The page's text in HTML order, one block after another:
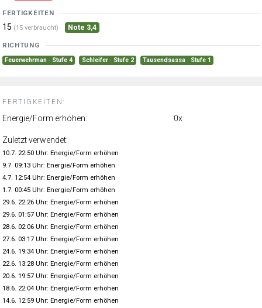
FERTIGKEITEN
15 (15 verbraucht) Note 3,4
RICHTUNG
Feuerwehrman · Stufe 4 Schleifer · Stufe 2 Tausendsassa · Stufe 1
FERTIGKEITEN:
Energie/Form erhöhen: 0x
Zuletzt verwendet:
10.7. 22:50 Uhr: Energie/Form erhöhen
9.7. 09:13 Uhr: Energie/Form erhöhen
4.7. 12:54 Uhr: Energie/Form erhöhen
1.7. 00:45 Uhr: Energie/Form erhöhen
29.6. 22:26 Uhr: Energie/Form erhöhen
29.6. 01:57 Uhr: Energie/Form erhöhen
28.6. 02:06 Uhr: Energie/Form erhöhen
27.6. 03:17 Uhr: Energie/Form erhöhen
24.6. 19:34 Uhr: Energie/Form erhöhen
22.6. 13:28 Uhr: Energie/Form erhöhen
20.6. 19:57 Uhr: Energie/Form erhöhen
18.6. 22:04 Uhr: Energie/Form erhöhen
14.6. 12:59 Uhr: Energie/Form erhöhen